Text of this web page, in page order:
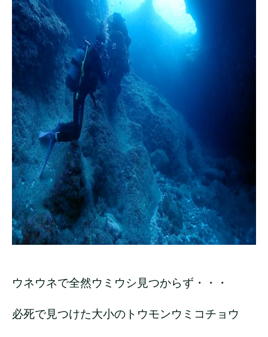
ウネウネで全然ウミウシ見つからず・・・
必死で見つけた大小のトウモンウミコチョウ